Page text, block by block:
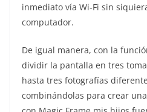
inmediato vía Wi-Fi sin
computador.
De igual manera, con la
dividir la pantalla en tres
hasta tres fotografías
combinándolas para crear